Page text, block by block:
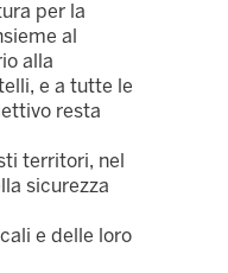
per la
al
alla
e a tutte le
resta
territori, nel
sicurezza
e delle loro